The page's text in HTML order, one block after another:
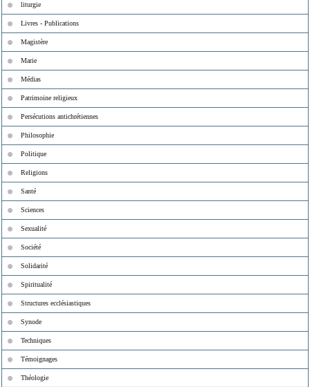
liturgie
Livres - Publications
Magistère
Marie
Médias
Patrimoine religieux
Persécutions antichrétiennes
Philosophie
Politique
Religions
Santé
Sciences
Sexualité
Société
Solidarité
Spiritualité
Structures ecclésiastiques
Synode
Techniques
Témoignages
Théologie